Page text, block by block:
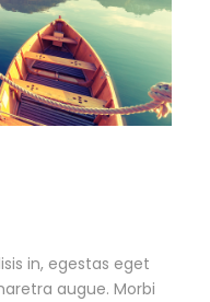
in, egestas eget
augue. Morbi